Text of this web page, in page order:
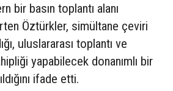
bir basın toplantı alanı
Öztürkler, simültane çeviri
uluslararası toplantı ve
yapabilecek donanımlı bir
ifade etti.